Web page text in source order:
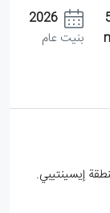
2026
بنيت عام
متر مربع في منطقة إيسينتيبي.